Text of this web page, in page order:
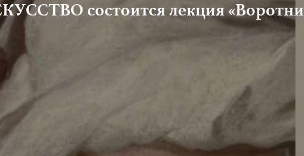
состоится лекция